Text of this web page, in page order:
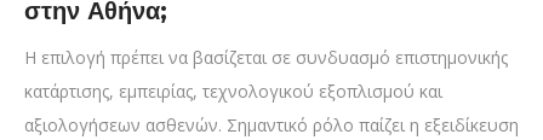
στην Αθήνα;
Η επιλογή πρέπει να βασίζεται σε συνδυασμό επιστημονικής
κατάρτισης, εμπειρίας, τεχνολογικού εξοπλισμού και
αξιολογήσεων ασθενών. Σημαντικό ρόλο παίζει η εξειδίκευση